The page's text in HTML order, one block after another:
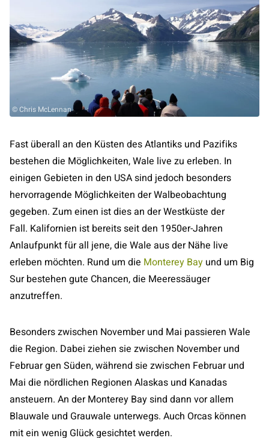
© Chris McLennan
Fast überall an den Küsten des Atlantiks und Pazifiks
bestehen die Möglichkeiten, Wale live zu erleben. In
einigen Gebieten in den USA sind jedoch besonders
hervorragende Möglichkeiten der Walbeobachtung
gegeben. Zum einen ist dies an der Westküste der
Fall. Kalifornien ist bereits seit den 1950er-Jahren
Anlaufpunkt für all jene, die Wale aus der Nähe live
erleben möchten. Rund um die Monterey Bay und um Big
Sur bestehen gute Chancen, die Meeressäuger
anzutreffen.
Besonders zwischen November und Mai passieren Wale
die Region. Dabei ziehen sie zwischen November und
Februar gen Süden, während sie zwischen Februar und
Mai die nördlichen Regionen Alaskas und Kanadas
ansteuern. An der Monterey Bay sind dann vor allem
Blauwale und Grauwale unterwegs. Auch Orcas können
mit ein wenig Glück gesichtet werden.